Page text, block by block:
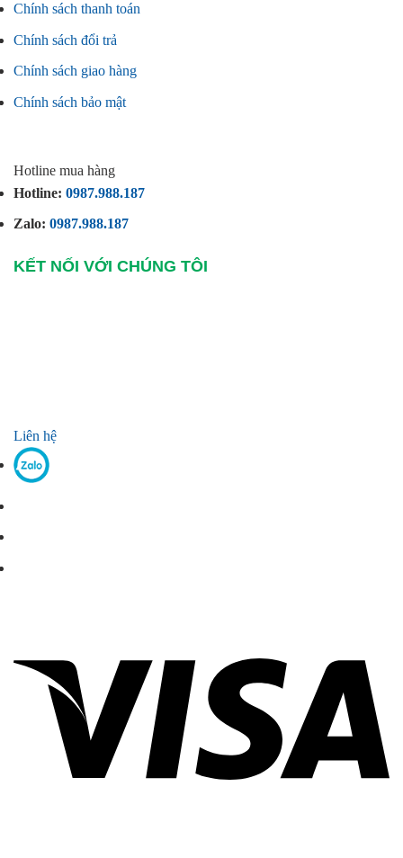
Chính sách thanh toán
Chính sách đổi trả
Chính sách giao hàng
Chính sách bảo mật
Hotline mua hàng
Hotline: 0987.988.187
Zalo: 0987.988.187
KẾT NỐI VỚI CHÚNG TÔI
Liên hệ